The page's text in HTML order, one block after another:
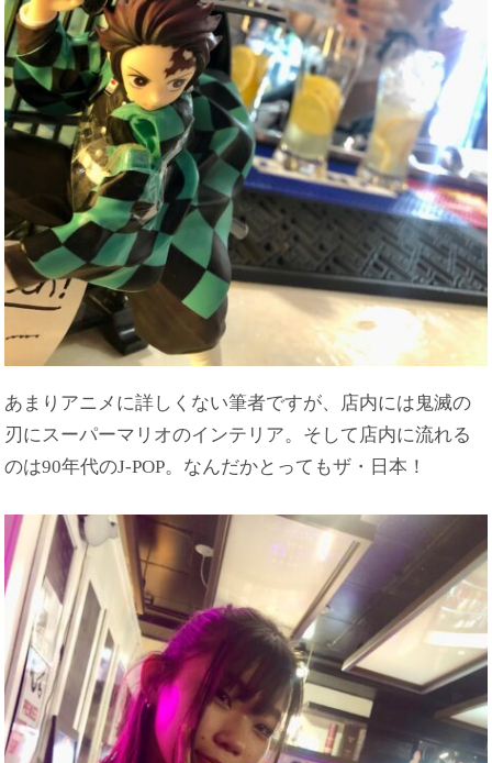
あまりアニメに詳しくない筆者ですが、店内には鬼滅の
刃にスーパーマリオのインテリア。そして店内に流れる
のは90年代のJ-POP。なんだかとってもザ・日本！